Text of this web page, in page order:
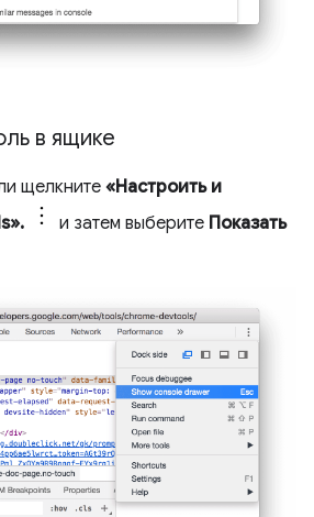
в ящике
щелкните «Настроить и
и затем выберите Показать